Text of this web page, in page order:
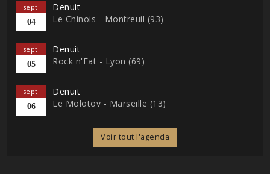
sept.
04
Denuit
Le Chinois - Montreuil (93)
sept.
05
Denuit
Rock n'Eat - Lyon (69)
sept.
06
Denuit
Le Molotov - Marseille (13)
Voir tout l'agenda